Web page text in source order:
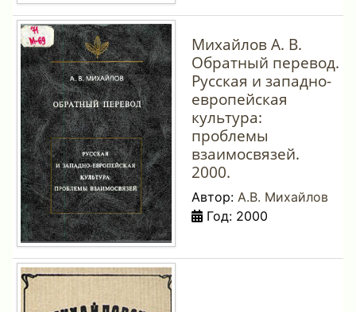
Михайлов А. В.
Обратный перевод.
Русская и западно-
европейская
культура:
проблемы
взаимосвязей.
2000.
Автор: А.В. Михайлов
Год: 2000